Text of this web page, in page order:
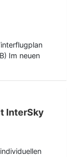
Im neuen
InterSky